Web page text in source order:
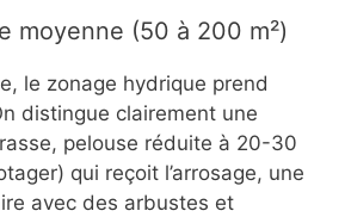
moyenne (50 à 200 m²)
le zonage hydrique prend
distingue clairement une
pelouse réduite à 20-30
qui reçoit l’arrosage, une
avec des arbustes et